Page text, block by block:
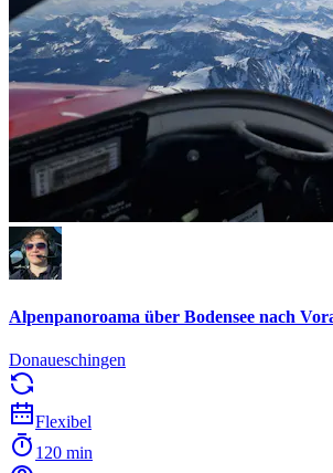
Alpenpanoroama über Bodensee nach
Donaueschingen
Flexibel
120 min